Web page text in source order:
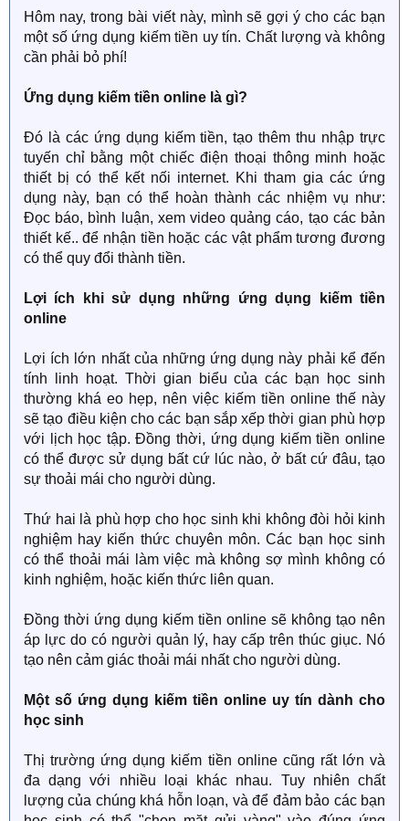
Hôm nay, trong bài viết này, mình sẽ gợi ý cho các bạn
một số ứng dụng kiếm tiền uy tín. Chất lượng và không
cần phải bỏ phí!
Ứng dụng kiếm tiền online là gì?
Đó là các ứng dụng kiếm tiền, tạo thêm thu nhập trực
tuyến chỉ bằng một chiếc điện thoại thông minh hoặc
thiết bị có thể kết nối internet. Khi tham gia các ứng
dụng này, bạn có thể hoàn thành các nhiệm vụ như:
Đọc báo, bình luận, xem video quảng cáo, tạo các bản
thiết kế.. để nhận tiền hoặc các vật phẩm tương đương
có thể quy đổi thành tiền.
Lợi ích khi sử dụng những ứng dụng kiếm tiền
online
Lợi ích lớn nhất của những ứng dụng này phải kể đến
tính linh hoạt. Thời gian biểu của các bạn học sinh
thường khá eo hẹp, nên việc kiếm tiền online thế này
sẽ tạo điều kiện cho các bạn sắp xếp thời gian phù hợp
với lịch học tập. Đồng thời, ứng dụng kiếm tiền online
có thể được sử dụng bất cứ lúc nào, ở bất cứ đâu, tạo
sự thoải mái cho người dùng.
Thứ hai là phù hợp cho học sinh khi không đòi hỏi kinh
nghiệm hay kiến thức chuyên môn. Các bạn học sinh
có thể thoải mái làm việc mà không sợ mình không có
kinh nghiệm, hoặc kiến thức liên quan.
Đồng thời ứng dụng kiếm tiền online sẽ không tạo nên
áp lực do có người quản lý, hay cấp trên thúc giục. Nó
tạo nên cảm giác thoải mái nhất cho người dùng.
Một số ứng dụng kiếm tiền online uy tín dành cho
học sinh
Thị trường ứng dụng kiếm tiền online cũng rất lớn và
đa dạng với nhiều loại khác nhau. Tuy nhiên chất
lượng của chúng khá hỗn loạn, và để đảm bảo các bạn